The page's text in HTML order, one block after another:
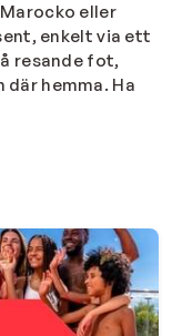
eller
enkelt via ett
resande fot,
hemma. Ha